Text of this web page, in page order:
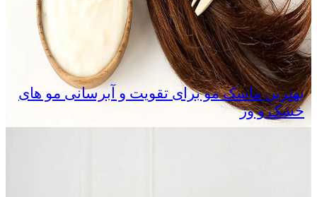
بهترین ماسک مو برای تقویت و آبرسانی مو های
خشک و وز